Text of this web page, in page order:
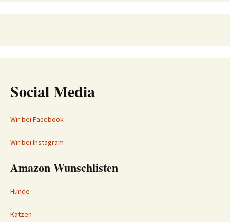
Social Media
Wir bei Facebook
Wir bei Instagram
Amazon Wunschlisten
Hunde
Katzen